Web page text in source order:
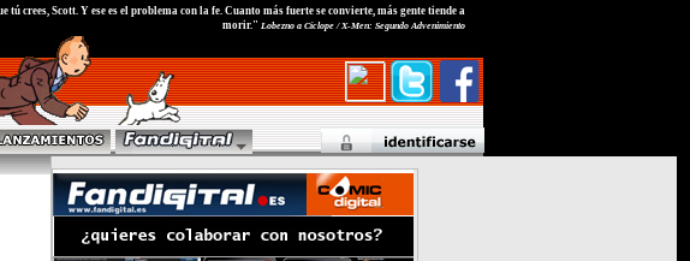
tú crees, Scott. Y ese es el problema con la fe. Cuanto más fuerte se convierte, más gente tiende a
morir." Lobezno a Cíclope / X-Men: Segundo Advenimiento